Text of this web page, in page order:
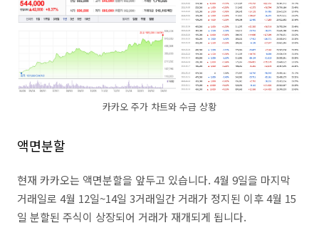
카카오 주가 차트와 수급 상황
액면분할
현재 카카오는 액면분할을 앞두고 있습니다. 4월 9일을 마지막
거래일로 4월 12일~14일 3거래일간 거래가 정지된 이후 4월 15
일 분할된 주식이 상장되어 거래가 재개되게 됩니다.